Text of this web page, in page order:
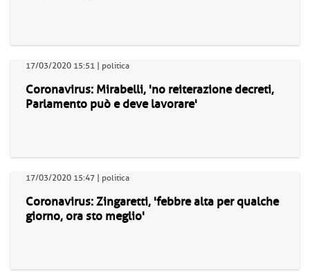
17/03/2020 15:51 | politica
Coronavirus: Mirabelli, 'no reiterazione decreti,
Parlamento può e deve lavorare'
17/03/2020 15:47 | politica
Coronavirus: Zingaretti, 'febbre alta per qualche
giorno, ora sto meglio'